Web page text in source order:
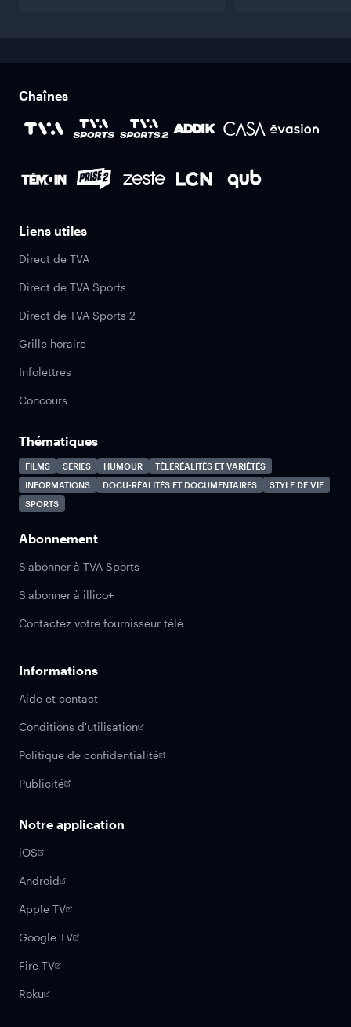
Chaînes
Liens utiles
Direct de TVA
Direct de TVA Sports
Direct de TVA Sports 2
Grille horaire
Infolettres
Concours
Thématiques
FILMS SÉRIES HUMOUR
TÉLÉRÉALITÉS ET VARIÉTÉS
INFORMATIONS
DOCU-RÉALITÉS ET DOCUMENTAIRES
STYLE DE VIE
SPORTS
Abonnement
S'abonner à TVA Sports
S'abonner à illico+
Contactez votre fournisseur télé
Informations
Aide et contact
Conditions d'utilisation
Politique de confidentialité
Publicité
Notre application
iOS
Android
Apple TV
Google TV
Fire TV
Roku